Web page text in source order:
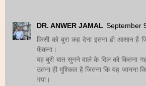
DR. ANWER JAMAL September
किसी को बुरा कह देना इतना ही आसान है
फेंकना।
वह बुरी बात सुनने वाले के दिल को कितना
उतना ही मुश्किल है जितना कि यह जानना
गया।